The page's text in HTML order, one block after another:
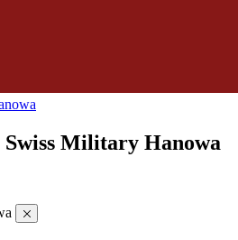
Military Hanowa